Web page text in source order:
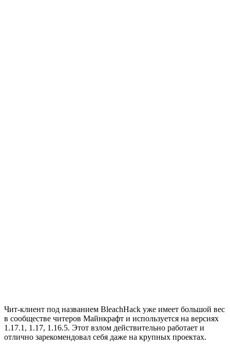
Чит-клиент под названием BleachHack уже имеет большой вес
в сообществе читеров Майнкрафт и используется на версиях
1.17.1, 1.17, 1.16.5. Этот взлом действительно работает и
отлично зарекомендовал себя даже на крупных проектах.